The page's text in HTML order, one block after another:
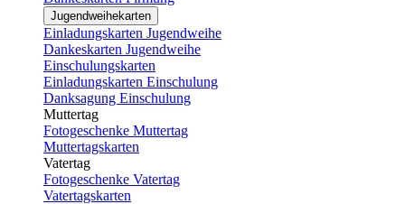
Jugendweihekarten
Einladungskarten Jugendweihe
Dankeskarten Jugendweihe
Einschulungskarten
Einladungskarten Einschulung
Danksagung Einschulung
Muttertag
Fotogeschenke Muttertag
Muttertagskarten
Vatertag
Fotogeschenke Vatertag
Vatertagskarten